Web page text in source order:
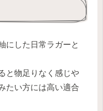
にした日常ラガーと
と物足りなく感じや
たい方には高い適合